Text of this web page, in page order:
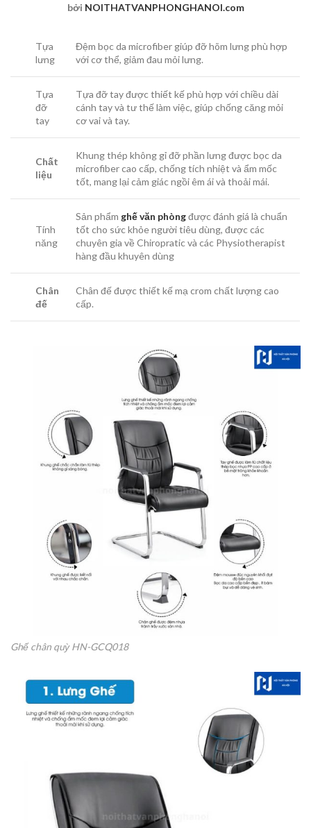
bởi NOITHATVANPHONGHANOI.com
Tựa
lưng
Đệm bọc da microfiber giúp đỡ hõm lưng phù hợp
với cơ thể, giảm đau mỏi lưng.
Tựa
đỡ
tay
Tựa đỡ tay được thiết kế phù hợp với chiều dài
cánh tay và tư thế làm việc, giúp chống căng mỏi
cơ vai và tay.
Chất
liệu
Khung thép không gỉ đỡ phần lưng được bọc da
microfiber cao cấp, chống tích nhiệt và ẩm mốc
tốt, mang lại cảm giác ngồi êm ái và thoải mái.
Tính
năng
Sản phẩm ghế văn phòngđược đánh giá là chuẩn
tốt cho sức khỏe người tiêu dùng, được các
chuyên gia về Chiropratic và các Physiotherapist
hàng đầu khuyên dùng
Chân
đế
Chân đế được thiết kế mạ crom chất lượng cao
cấp.
Ghế chân quỳ HN-GCQ018